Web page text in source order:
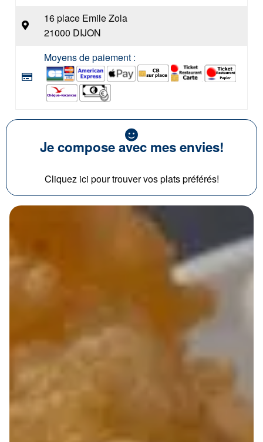
16 place Emile Zola
21000 DIJON
Moyens de paiement :
Je compose avec mes envies!
Cliquez ici pour trouver vos plats préférés!